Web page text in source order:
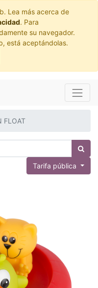
Lea más acerca de
. Para
su navegador.
está aceptándolas.
FLOAT
Tarifa pública